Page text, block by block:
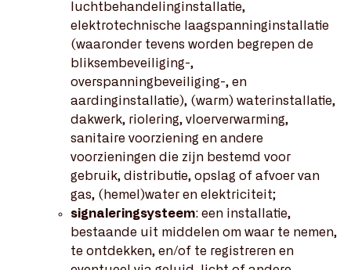
luchtbehandelinginstallatie,
elektrotechnische laagspanninginstallatie
(waaronder tevens worden begrepen de
bliksembeveiliging-,
overspanningbeveiliging-, en
aardinginstallatie), (warm) waterinstallatie,
dakwerk, riolering, vloerverwarming,
sanitaire voorziening en andere
voorzieningen die zijn bestemd voor
gebruik, distributie, opslag of afvoer van
gas, (hemel)water en elektriciteit;
signaleringsysteem: een installatie,
bestaande uit middelen om waar te nemen,
te ontdekken, en/of te registreren en